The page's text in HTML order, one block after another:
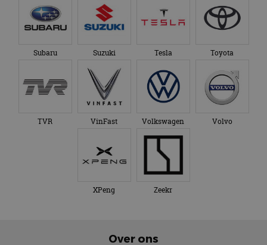
Subaru Suzuki Tesla Toyota
TVR VinFast Volkswagen Volvo
XPeng Zeekr
Over ons